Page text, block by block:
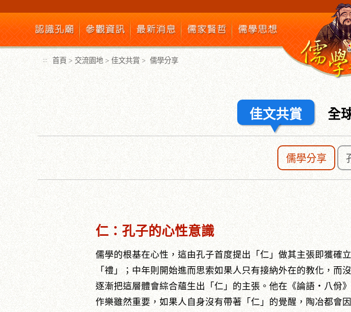
主
要
內
容
區
塊
::: 首頁 > 交流園地 > 佳文共賞 > 儒學分享
佳文共賞 全
儒學分享
::: 仁：孔子的心性意識
儒學的根基在心性，這由孔子首度提出「仁」做其主張即獲確
「禮」；中年則開始進而思索如果人只有接納外在的教化，而
逐漸把這層體會綜合蘊生出「仁」的主張。他在《論語‧八佾
作樂雖然重要，如果人自身沒有帶著「仁」的覺醒，陶冶都會